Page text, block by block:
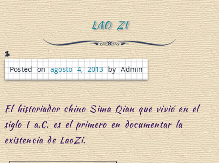
”
o
í
LAO ZI
Posted onagosto 4, 2013by Admin
El historiador chino Sima Qian que vivió en el
siglo I a.C. es el primero en documentar la
existencia de LaoZi.